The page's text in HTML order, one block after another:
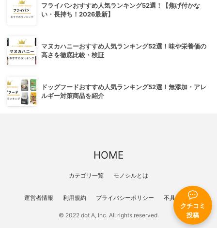
クチコミ
投稿
フライパンおすすめ人気ランキング52選！【焦げ付かな
い・長持ち！2026最新】
マヌカハニーおすすめ人気ランキング52選！味や栄養価の
高さを徹底比較・検証
ドッグフードおすすめ人気ランキング52選！無添加・アレ
ルギー対策商品を紹介
HOME
カテゴリ一覧 モノシルとは
運営者情報 利用規約 プライバシーポリシー 不具合報告
© 2022 dot A, Inc. All rights reserved.